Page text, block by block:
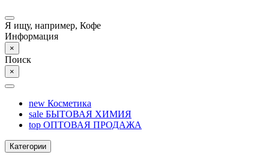
Я ищу, например, Кофе
Информация
×
Поиск
×
new Косметика
sale БЫТОВАЯ ХИМИЯ
top ОПТОВАЯ ПРОДАЖА
Категории